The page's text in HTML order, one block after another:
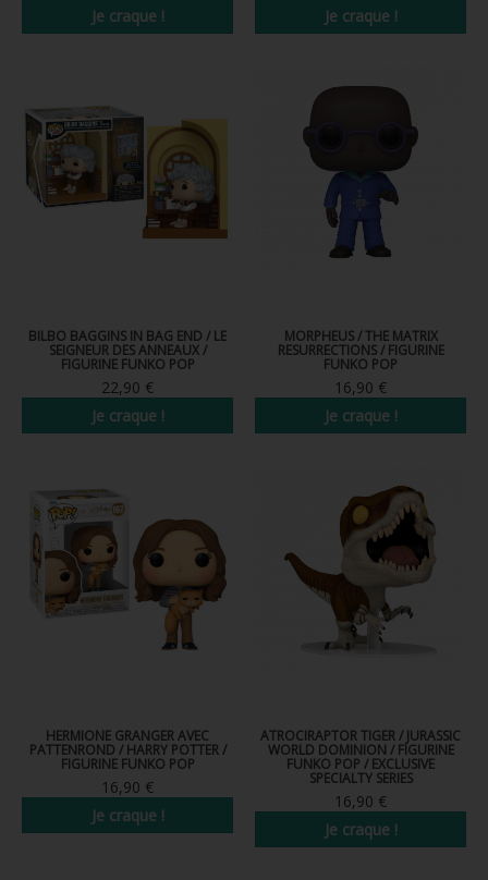
Je craque !
Je craque !
BILBO BAGGINS IN BAG END / LE
SEIGNEUR DES ANNEAUX /
FIGURINE FUNKO POP
22,90 €
Je craque !
MORPHEUS / THE MATRIX
RESURRECTIONS / FIGURINE
FUNKO POP
16,90 €
Je craque !
HERMIONE GRANGER AVEC
PATTENROND / HARRY POTTER /
FIGURINE FUNKO POP
16,90 €
Je craque !
ATROCIRAPTOR TIGER / JURASSIC
WORLD DOMINION / FIGURINE
FUNKO POP / EXCLUSIVE
SPECIALTY SERIES
16,90 €
Je craque !